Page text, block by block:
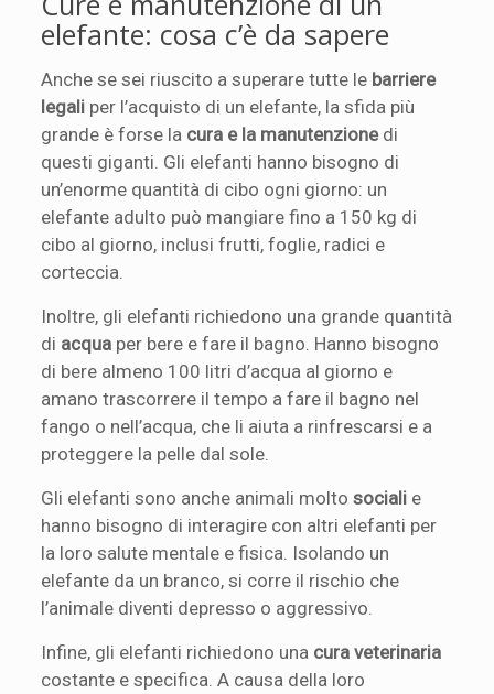
elefante: cosa c’è da sapere
Anche se sei riuscito a superare tutte le barriere
legali per l’acquisto di un elefante, la sfida più
grande è forse la cura e la manutenzionedi
questi giganti. Gli elefanti hanno bisogno di
un’enorme quantità di cibo ogni giorno: un
elefante adulto può mangiare fino a 150 kg di
cibo al giorno, inclusi frutti, foglie, radici e
corteccia.
Inoltre, gli elefanti richiedono una grande quantità
di acqua per bere e fare il bagno. Hanno bisogno
di bere almeno 100 litri d’acqua al giorno e
amano trascorrere il tempo a fare il bagno nel
fango o nell’acqua, che li aiuta a rinfrescarsi e a
proteggere la pelle dal sole.
Gli elefanti sono anche animali moltosociali e
hanno bisogno di interagire con altri elefanti per
la loro salute mentale e fisica. Isolando un
elefante da un branco, si corre il rischio che
l’animale diventi depresso o aggressivo.
Infine, gli elefanti richiedono una cura veterinaria
costante e specifica. A causa della loro